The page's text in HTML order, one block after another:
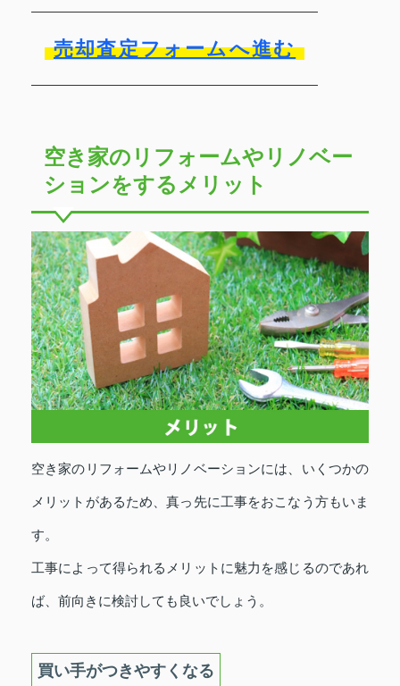
売却査定フォームへ進む
空き家のリフォームやリノベー
ションをするメリット
空き家のリフォームやリノベーションには、いくつかの
メリットがあるため、真っ先に工事をおこなう方もいま
す。
工事によって得られるメリットに魅力を感じるのであれ
ば、前向きに検討しても良いでしょう。
買い手がつきやすくなる